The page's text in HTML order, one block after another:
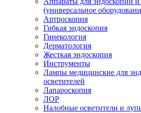
(универсальное
Артроскопия
Гибкая эндоскопия
Гинекология
Дерматология
Жесткая эндоскопия
Инструменты
Лампы медицинские для
осветителей
Лапароскопия
ЛОР
Налобные осветители и